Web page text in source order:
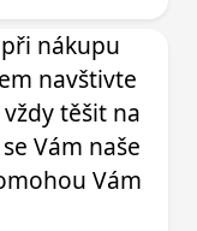
nákupu
navštivte
těšit na
Vám naše
Vám